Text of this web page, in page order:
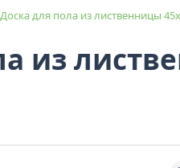
Доска для пола из лиственницы
из